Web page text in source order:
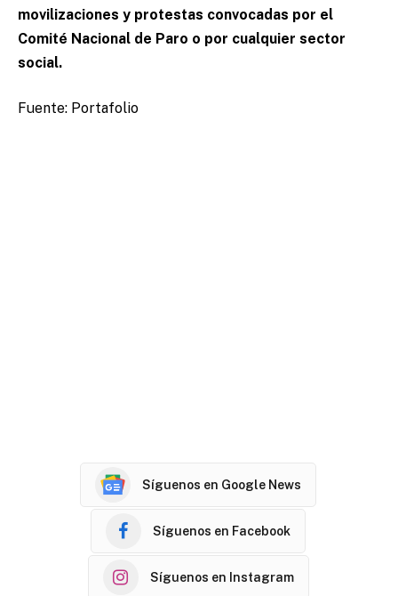
movilizaciones y protestas convocadas por el
Comité Nacional de Paro o por cualquier sector
social.
Fuente: Portafolio
Síguenos en Google News
Síguenos en Facebook
Síguenos en Instagram